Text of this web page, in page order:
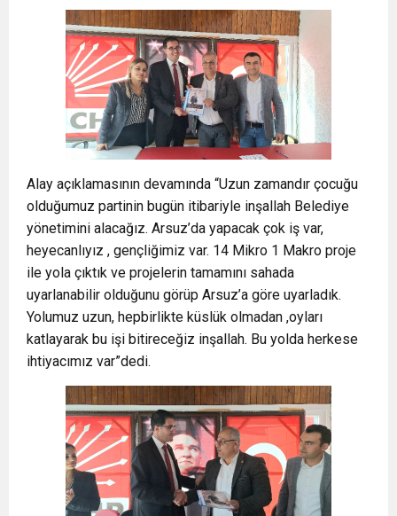
Alay açıklamasının devamında “Uzun zamandır çocuğu
olduğumuz partinin bugün itibariyle inşallah Belediye
yönetimini alacağız. Arsuz’da yapacak çok iş var,
heyecanlıyız , gençliğimiz var. 14 Mikro 1 Makro proje
ile yola çıktık ve projelerin tamamını sahada
uyarlanabilir olduğunu görüp Arsuz’a göre uyarladık.
Yolumuz uzun, hepbirlikte küslük olmadan ,oyları
katlayarak bu işi bitireceğiz inşallah. Bu yolda herkese
ihtiyacımız var”dedi.